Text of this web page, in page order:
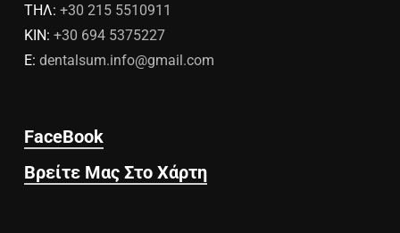
ΤΗΛ: +30 215 5510911
ΚΙΝ: +30 694 5375227
E: dentalsum.info@gmail.com
FaceBook
Βρείτε Μας Στο Χάρτη